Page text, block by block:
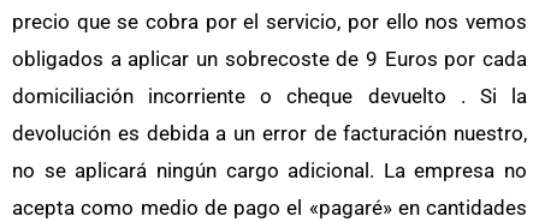
precio que se cobra por el servicio, por ello nos vemos
obligados a aplicar un sobrecoste de 9 Euros por cada
domiciliación incorriente o cheque devuelto . Si la
devolución es debida a un error de facturación nuestro,
no se aplicará ningún cargo adicional. La empresa no
acepta como medio de pago el «pagaré» en cantidades